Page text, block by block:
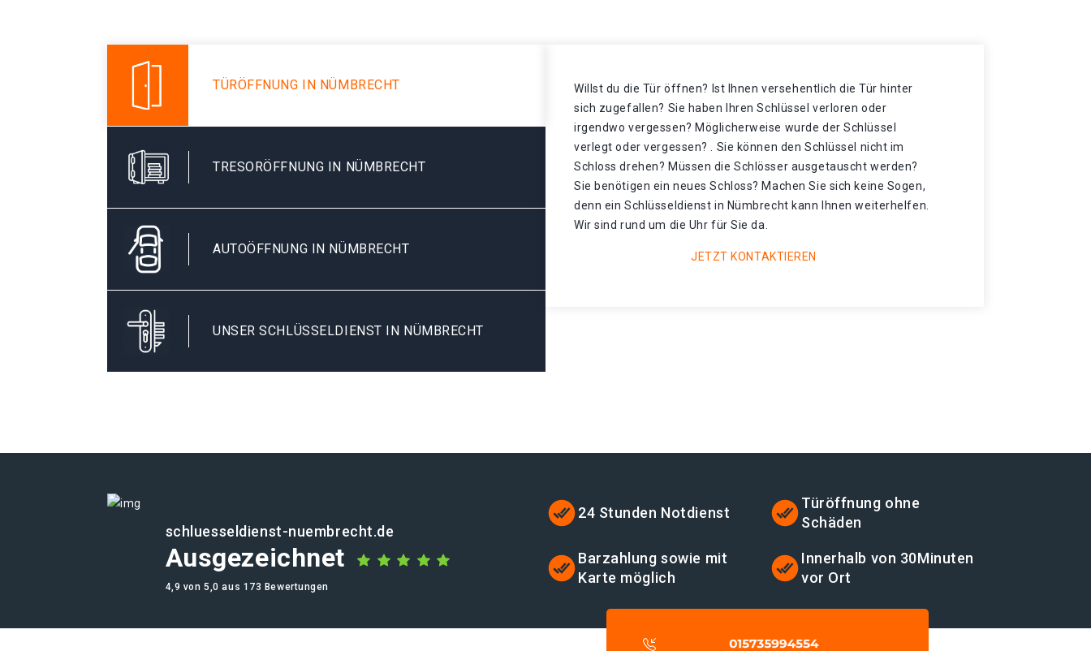
TÜRÖFFNUNG IN NÜMBRECHT
TRESORÖFFNUNG IN NÜMBRECHT
AUTOÖFFNUNG IN NÜMBRECHT
UNSER SCHLÜSSELDIENST IN NÜMBRECHT
Willst du die Tür öffnen? Ist Ihnen versehentlich die Tür hinter
sich zugefallen? Sie haben Ihren Schlüssel verloren oder
irgendwo vergessen? Möglicherweise wurde der Schlüssel
verlegt oder vergessen? . Sie können den Schlüssel nicht im
Schloss drehen? Müssen die Schlösser ausgetauscht werden?
Sie benötigen ein neues Schloss? Machen Sie sich keine Sogen,
denn ein Schlüsseldienst in Nümbrecht kann Ihnen weiterhelfen.
Wir sind rund um die Uhr für Sie da.
JETZT KONTAKTIEREN
schluesseldienst-nuembrecht.de
Ausgezeichnet
4,9 von 5,0 aus 173 Bewertungen
24 Stunden Notdienst
Türöffnung ohne
Schäden
Barzahlung sowie mit
Karte möglich
Innerhalb von 30Minuten
vor Ort